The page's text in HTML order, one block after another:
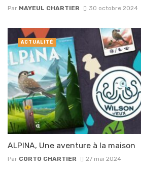
Par MAYEUL CHARTIER 30 octobre 2024
ALPINA, Une aventure à la maison
Par CORTO CHARTIER 27 mai 2024
ACTUALITÉ